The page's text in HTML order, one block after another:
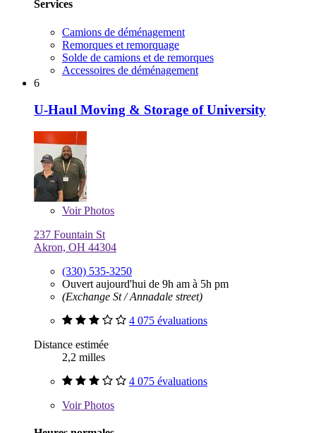
Services
Camions de déménagement
Remorques et remorquage
Solde de camions et de remorques
Accessoires de déménagement
6
U-Haul Moving & Storage of University
VoirPhotos
237 Fountain St
Akron, OH 44304
(330) 535-3250
Ouvert aujourd'hui de 9h am à 5h pm
(Exchange St / Annadale street)
4 075 évaluations
Distance estimée
2,2 milles
4 075 évaluations
VoirPhotos